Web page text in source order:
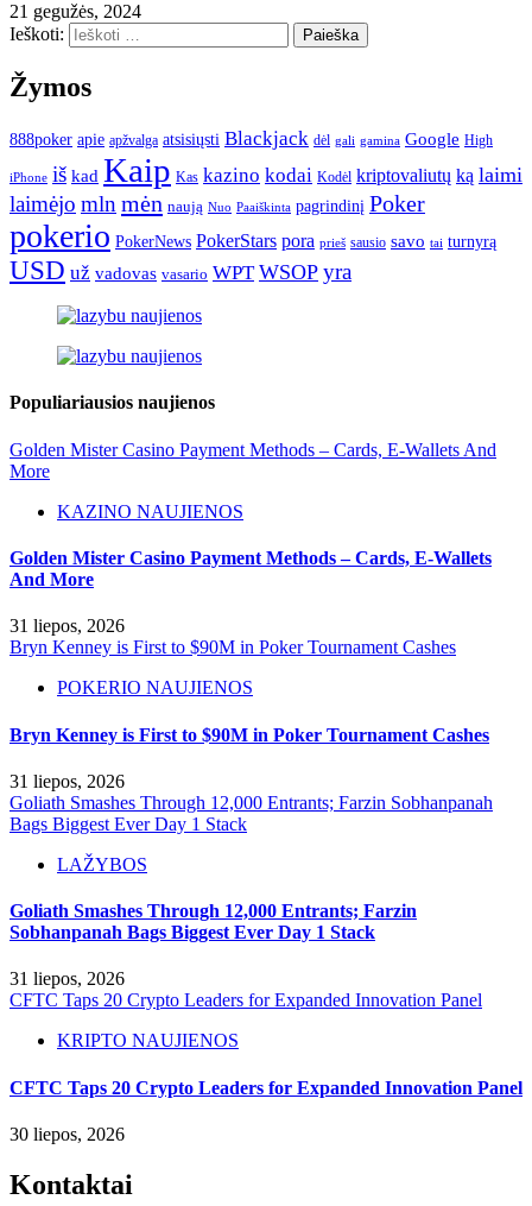
21 gegužės, 2024
Ieškoti:
Žymos
888poker apie apžvalga atsisiųsti Blackjack dėl gali gamina Google High
iPhone iš kad Kaip Kas kazino kodai Kodėl kriptovaliutų ką laimi
laimėjo mln mėn naują Nuo Paaiškinta pagrindinį Poker
pokerio PokerNews PokerStars pora prieš sausio savo tai turnyrą
USD už vadovas vasario WPT WSOP yra
Populiariausios naujienos
Golden Mister Casino Payment Methods – Cards, E‑Wallets And
More
KAZINO NAUJIENOS
Golden Mister Casino Payment Methods – Cards, E‑Wallets
And More
31 liepos, 2026
Bryn Kenney is First to $90M in Poker Tournament Cashes
POKERIO NAUJIENOS
Bryn Kenney is First to $90M in Poker Tournament Cashes
31 liepos, 2026
Goliath Smashes Through 12,000 Entrants; Farzin Sobhanpanah
Bags Biggest Ever Day 1 Stack
LAŽYBOS
Goliath Smashes Through 12,000 Entrants; Farzin
Sobhanpanah Bags Biggest Ever Day 1 Stack
31 liepos, 2026
CFTC Taps 20 Crypto Leaders for Expanded Innovation Panel
KRIPTO NAUJIENOS
CFTC Taps 20 Crypto Leaders for Expanded Innovation Panel
30 liepos, 2026
Kontaktai